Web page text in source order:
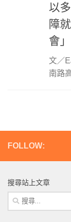
以
障
會
文／
南路
FOLLOW:
搜尋站上文章
搜
尋